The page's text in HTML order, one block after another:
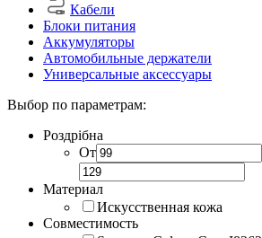
Кабели
Блоки питания
Аккумуляторы
Автомобильные держатели
Универсальные аксессуары
Выбор по параметрам:
Роздрібна
От
Материал
Искусственная кожа
Совместимость